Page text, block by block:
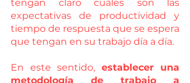
tengan claro cuáles son las
expectativas de productividad y
tiempo de respuesta que se espera
que tengan en su trabajo día a día.
En este sentido, establecer una
metodología de trabajo a